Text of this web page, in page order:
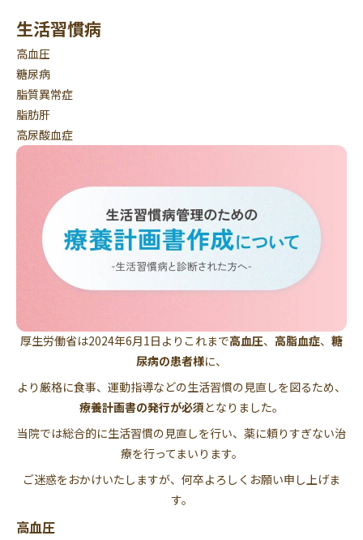
生活習慣病
高血圧
糖尿病
脂質異常症
脂肪肝
高尿酸血症
厚生労働省は2024年6月1日よりこれまで高血圧、 高脂血症、 糖
尿病の患者様に、
より厳格に食事、運動指導などの生活習慣の見直しを図るため、
療養計画書の発行が必須となりました。
当院では総合的に生活習慣の見直しを行い、薬に頼りすぎない治
療を行ってまいります。
ご迷惑をおかけいたしますが、何卒よろしくお願い申し上げま
す。
高血圧